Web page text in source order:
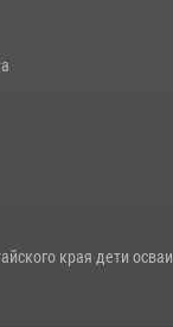
края дети